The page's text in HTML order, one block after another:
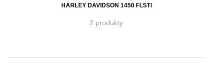
HARLEY DAVIDSON 1450 FLSTI
2 produkty